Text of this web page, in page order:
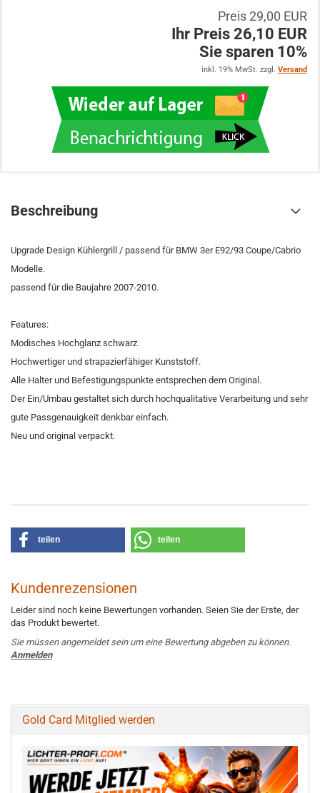
Preis 29,00 EUR
Ihr Preis 26,10 EUR
Sie sparen 10%
inkl. 19% MwSt. zzgl. Versand
Beschreibung
Upgrade Design Kühlergrill / passend für BMW 3er E92/93 Coupe/Cabrio
Modelle.
passend für die Baujahre 2007-2010.
Features:
Modisches Hochglanz schwarz.
Hochwertiger und strapazierfähiger Kunststoff.
Alle Halter und Befestigungspunkte entsprechen dem Original.
Der Ein/Umbau gestaltet sich durch hochqualitative Verarbeitung und sehr
gute Passgenauigkeit denkbar einfach.
Neu und original verpackt.
teilen teilen
Kundenrezensionen
Leider sind noch keine Bewertungen vorhanden. Seien Sie der Erste, der
das Produkt bewertet.
Sie müssen angemeldet sein um eine Bewertung abgeben zu können.
Anmelden
Gold Card Mitglied werden